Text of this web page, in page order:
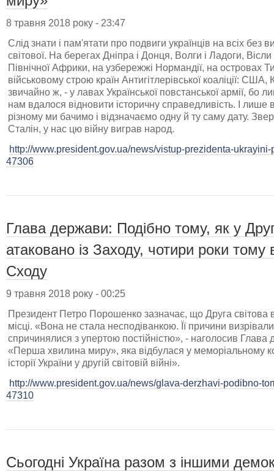
8 травня 2018 року - 23:47
Слід знати і пам'ятати про подвиги українців на всіх без
світової. На берегах Дніпра і Донця, Волги і Ладоги,
Північної Африки, на узбережжі Нормандії, на островах
військовому строю країн Антигітлерівської коаліції:
звичайно ж, - у лавах Української повстанської армії, бо
нам вдалося відновити історичну справедливість. І лише
різному ми бачимо і відзначаємо одну й ту саму дату.
Сталін, у нас цю війну виграв народ.
http://www.president.gov.ua/news/vistup-prezidenta-
47306
Глава держави: Подібно тому, як у
атаковано із Заходу, чотири роки тому
Сходу
9 травня 2018 року - 00:25
Президент Петро Порошенко зазначає, що Друга світова
місці. «Вона не стала несподіванкою. Її причини
спричинялися з упертою постійністю», - наголосив Глава
«Перша хвилина миру», яка відбулася у меморіальному
історії України у другій світовій війні».
http://www.president.gov.ua/news/glava-derzhavi-podibno-
47310
Сьогодні Україна разом з іншими